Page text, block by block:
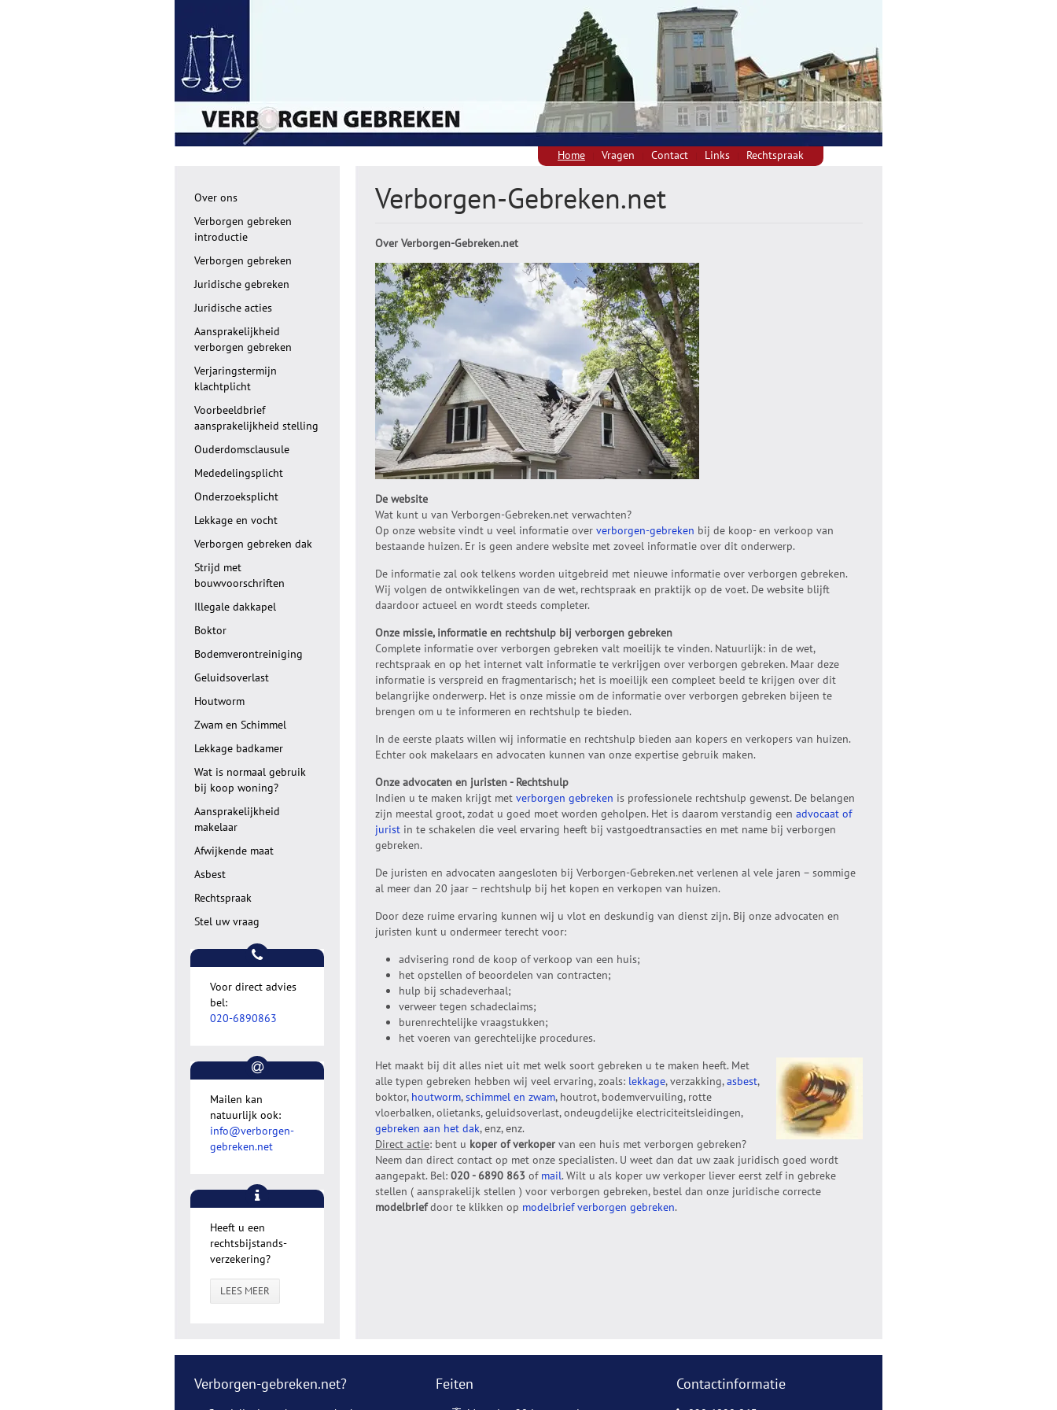
Home Vragen Contact Links Rechtspraak
Verborgen-Gebreken.net
Over Verborgen-Gebreken.net
De website
Wat kunt u van Verborgen-Gebreken.net verwachten?
Op onze website vindt u veel informatie over verborgen-gebreken bij de koop- en verkoop van
bestaande huizen. Er is geen andere website met zoveel informatie over dit onderwerp.
De informatie zal ook telkens worden uitgebreid met nieuwe informatie over verborgen gebreken.
Wij volgen de ontwikkelingen van de wet, rechtspraak en praktijk op de voet. De website blijft
daardoor actueel en wordt steeds completer.
Onze missie, informatie en rechtshulp bij verborgen gebreken
Complete informatie over verborgen gebreken valt moeilijk te vinden. Natuurlijk: in de wet,
rechtspraak en op het internet valt informatie te verkrijgen over verborgen gebreken. Maar deze
informatie is verspreid en fragmentarisch; het is moeilijk een compleet beeld te krijgen over dit
belangrijke onderwerp. Het is onze missie om de informatie over verborgen gebreken bijeen te
brengen om u te informeren en rechtshulp te bieden.
In de eerste plaats willen wij informatie en rechtshulp bieden aan kopers en verkopers van huizen.
Echter ook makelaars en advocaten kunnen van onze expertise gebruik maken.
Onze advocaten en juristen - Rechtshulp
Indien u te maken krijgt met verborgen gebreken is professionele rechtshulp gewenst. De belangen
zijn meestal groot, zodat u goed moet worden geholpen. Het is daarom verstandig een advocaat of
jurist in te schakelen die veel ervaring heeft bij vastgoedtransacties en met name bij verborgen
gebreken.
De juristen en advocaten aangesloten bij Verborgen-Gebreken.net verlenen al vele jaren – sommige
al meer dan 20 jaar – rechtshulp bij het kopen en verkopen van huizen.
Door deze ruime ervaring kunnen wij u vlot en deskundig van dienst zijn. Bij onze advocaten en
juristen kunt u ondermeer terecht voor:
advisering rond de koop of verkoop van een huis;
het opstellen of beoordelen van contracten;
hulp bij schadeverhaal;
verweer tegen schadeclaims;
burenrechtelijke vraagstukken;
het voeren van gerechtelijke procedures.
Het maakt bij dit alles niet uit met welk soort gebreken u te maken heeft. Met
alle typen gebreken hebben wij veel ervaring, zoals: lekkage, verzakking,asbest,
boktor, houtworm,schimmel en zwam, houtrot, bodemvervuiling, rotte
vloerbalken, olietanks, geluidsoverlast, ondeugdelijke electriciteitsleidingen,
gebreken aan het dak, enz, enz.
Direct actie: bent u koper of verkoper van een huis met verborgen gebreken?
Neem dan direct contact op met onze specialisten. U weet dan dat uw zaak juridisch goed wordt
aangepakt. Bel: 020 - 6890 863 of mail. Wilt u als koper uw verkoper liever eerst zelf in gebreke
stellen ( aansprakelijk stellen ) voor verborgen gebreken, bestel dan onze juridische correcte
modelbriefdoor te klikken op modelbrief verborgen gebreken.
Over ons
Verborgen gebreken
introductie
Verborgen gebreken
Juridische gebreken
Juridische acties
Aansprakelijkheid
verborgen gebreken
Verjaringstermijn
klachtplicht
Voorbeeldbrief
aansprakelijkheid stelling
Ouderdomsclausule
Mededelingsplicht
Onderzoeksplicht
Lekkage en vocht
Verborgen gebreken dak
Strijd met
bouwvoorschriften
Illegale dakkapel
Boktor
Bodemverontreiniging
Geluidsoverlast
Houtworm
Zwam en Schimmel
Lekkage badkamer
Wat is normaal gebruik
bij koop woning?
Aansprakelijkheid
makelaar
Afwijkende maat
Asbest
Rechtspraak
Stel uw vraag
Voor direct advies
bel:
020-6890863
Mailen kan
natuurlijk ook:
info@verborgen-
gebreken.net
Heeft u een
rechtsbijstands-
verzekering?
LEES MEER
Verborgen-gebreken.net? Feiten Contactinformatie